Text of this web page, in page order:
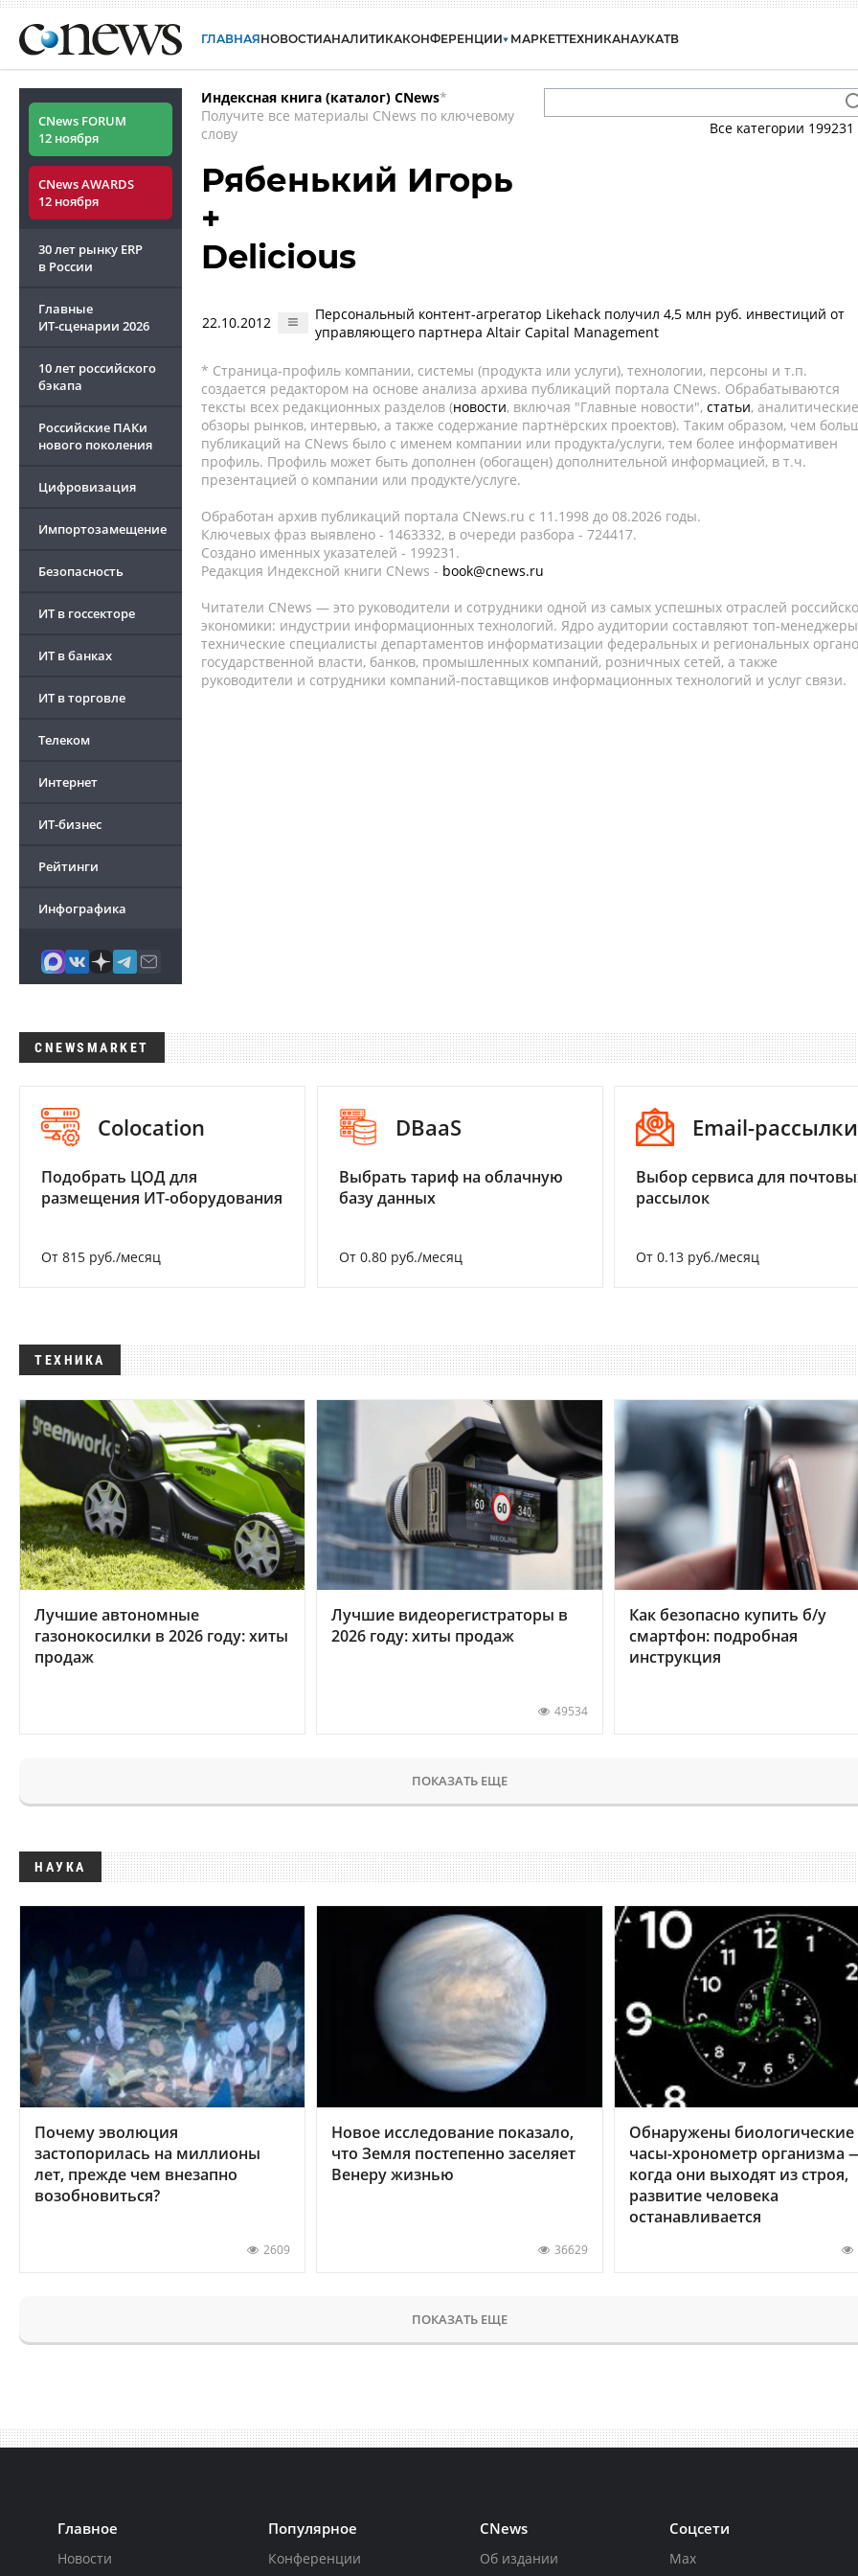
ГЛАВНАЯНОВОСТИАНАЛИТИКАКОНФЕРЕНЦИИ МАРКЕТТЕХНИКАНАУКАТВ
CNews FORUM
12 ноября
CNews AWARDS
12 ноября
30 лет рынку ERP
в России
Главные
ИТ-сценарии 2026
10 лет российского
бэкапа
Российские ПАКи
нового поколения
Цифровизация
Импортозамещение
Безопасность
ИТ в госсекторе
ИТ в банках
ИТ в торговле
Телеком
Интернет
ИТ-бизнес
Рейтинги
Инфографика
Индексная книга (каталог) CNews*
Получите все материалы CNews по ключевому
слову
Все категории 199231
Рябенький Игорь
+
Delicious
22.10.2012
Персональный контент-агрегатор Likehack получил 4,5 млн руб. инвестиций от
управляющего партнера Altair Capital Management
* Страница-профиль компании, системы (продукта или услуги), технологии, персоны и т.п.
создается редактором на основе анализа архива публикаций портала CNews. Обрабатываются
тексты всех редакционных разделов (новости, включая "Главные новости", статьи, аналитические
обзоры рынков, интервью, а также содержание партнёрских проектов). Таким образом, чем
публикаций на CNews было с именем компании или продукта/услуги, тем более информативен
профиль. Профиль может быть дополнен (обогащен) дополнительной информацией, в т.ч.
презентацией о компании или продукте/услуге.
Обработан архив публикаций портала CNews.ru c 11.1998 до 08.2026 годы.
Ключевых фраз выявлено - 1463332, в очереди разбора - 724417.
Создано именных указателей - 199231.
Редакция Индексной книги CNews - book@cnews.ru
Читатели CNews — это руководители и сотрудники одной из самых успешных отраслей
экономики: индустрии информационных технологий. Ядро аудитории составляют топ-
технические специалисты департаментов информатизации федеральных и региональных
государственной власти, банков, промышленных компаний, розничных сетей, а также
руководители и сотрудники компаний-поставщиков информационных технологий и услуг связи.
CNEWSMARKET
Colocation
Подобрать ЦОД для
размещения ИТ-оборудования
От 815 руб./месяц
DBaaS
Выбрать тариф на облачную
базу данных
От 0.80 руб./месяц
Email-рассылки
Выбор сервиса для
рассылок
От 0.13 руб./месяц
ТЕХНИКА
Лучшие автономные
газонокосилки в 2026 году: хиты
продаж
Лучшие видеорегистраторы в
2026 году: хиты продаж
49534
Как безопасно купить б/у
смартфон: подробная
инструкция
ПОКАЗАТЬ ЕЩЕ
НАУКА
Почему эволюция
застопорилась на миллионы
лет, прежде чем внезапно
возобновиться?
2609
Новое исследование показало,
что Земля постепенно заселяет
Венеру жизнью
36629
Обнаружены биологические
часы-хронометр организма
когда они выходят из строя,
развитие человека
останавливается
ПОКАЗАТЬ ЕЩЕ
Главное
Новости
Популярное
Конференции
CNews
Об издании
Соцсети
Max